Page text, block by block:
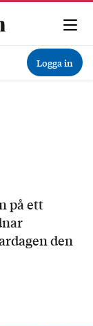
Ekonomi
Logga in
på ett
den